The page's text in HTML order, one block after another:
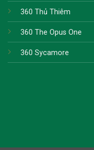
360 Thủ Thiêm
360 The Opus One
360 Sycamore